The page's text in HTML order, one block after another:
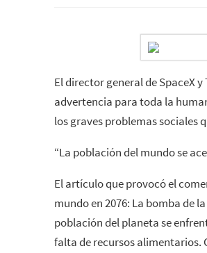
El director general de SpaceX
advertencia para toda la
los graves problemas sociales
“La población del mundo se
El artículo que provocó el
mundo en 2076: La bomba de
población del planeta se
falta de recursos alimentarios.